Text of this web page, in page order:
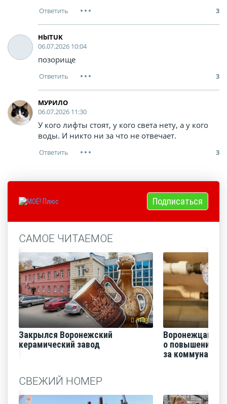
3
HbITUK
06.07.2026 10:04
позорище
3
МУРИЛО
06.07.2026 11:30
У кого лифты стоят, у кого света нету, а у кого
воды. И никто ни за что не отвечает.
3
Подписаться
САМОЕ ЧИТАЕМОЕ
3139
Закрылся Воронежский
керамический завод
Воронежцам
о повышении
за
СВЕЖИЙ НОМЕР